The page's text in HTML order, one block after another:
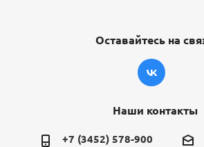
Оставайтесь на
Наши контакты
+7 (3452) 578-900